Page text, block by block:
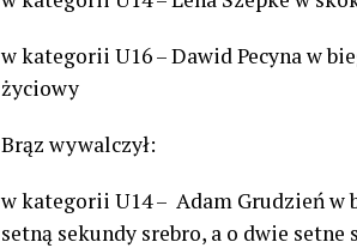
w kategorii U16 – Dawid Pecyna w
życiowy
Brąz wywalczył:
w kategorii U14 – Adam Grudzień w
setną sekundy srebro, a o dwie setne